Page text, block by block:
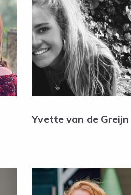
Yvette van de Greijn